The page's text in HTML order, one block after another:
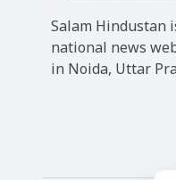
Salam Hindustan
national news
in Noida, Uttar